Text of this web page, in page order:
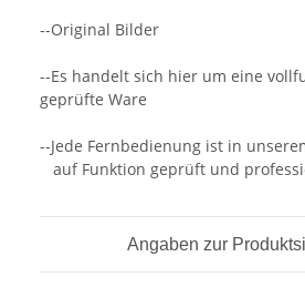
--Original Bilder
--Es handelt sich hier um eine
geprüfte Ware
--Jede Fernbedienung ist in
auf Funktion geprüft und
Angaben zur